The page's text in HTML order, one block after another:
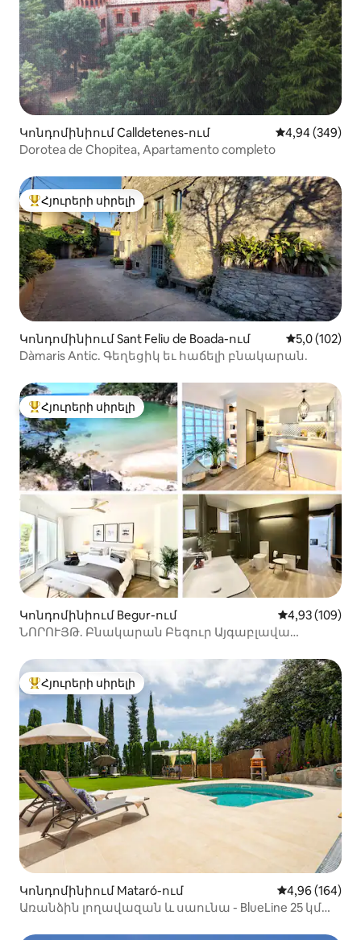
Կոնդոմինիում Calldetenes-ում Միջին
4,94 (349)
Dorotea de Chopitea, Apartamento completo
Հյուրերի սիրելի լավագույն տները
Հյուրերի սիրելի
Կոնդոմինիում Sant Feliu de Boada-ում Միջին
5,0 (102)
Dàmaris Antic. Գեղեցիկ եւ հաճելի բնակարան.
Հյուրերի սիրելի լավագույն տները
Հյուրերի սիրելի
Կոնդոմինիում Begur-ում Միջին
4,93 (109)
ՆՈՐՈՒՅԹ. Բնակարան Բեգուր Այգաբլավա
Հյուրերի սիրելի լավագույն տները
Հյուրերի սիրելի
Կոնդոմինիում Mataró-ում Միջին
4,96 (164)
Առանձին լողավազան և սաունա - BlueLine 25 կմ